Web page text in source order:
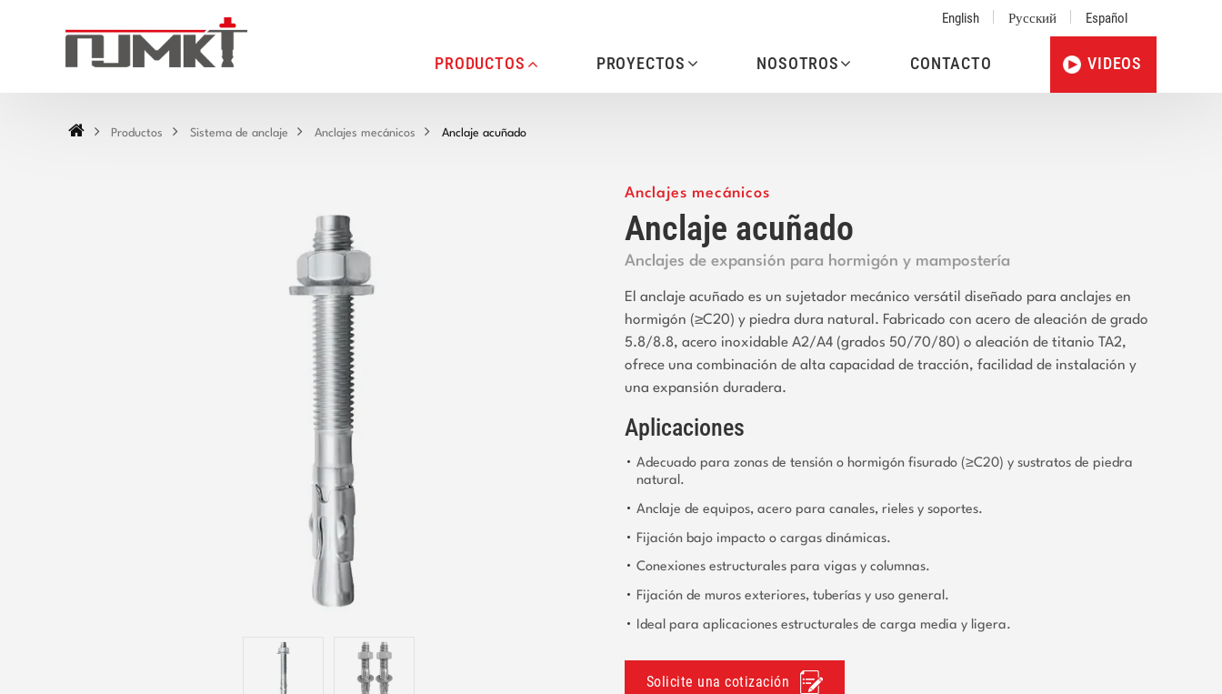
English Русский Español
PRODUCTOS PROYECTOS NOSOTROS CONTACTO VIDEOS
Productos Sistema de anclaje Anclajes mecánicos Anclaje acuñado
Anclajes mecánicos
Anclaje acuñado
Anclajes de expansión para hormigón y mampostería
El anclaje acuñado es un sujetador mecánico versátil diseñado para anclajes en
hormigón (≥C20) y piedra dura natural. Fabricado con acero de aleación de grado
5.8/8.8, acero inoxidable A2/A4 (grados 50/70/80) o aleación de titanio TA2,
ofrece una combinación de alta capacidad de tracción, facilidad de instalación y
una expansión duradera.
Aplicaciones
Adecuado para zonas de tensión o hormigón fisurado (≥C20) y sustratos de piedra
natural.
Anclaje de equipos, acero para canales, rieles y soportes.
Fijación bajo impacto o cargas dinámicas.
Conexiones estructurales para vigas y columnas.
Fijación de muros exteriores, tuberías y uso general.
Ideal para aplicaciones estructurales de carga media y ligera.
Solicite una cotización